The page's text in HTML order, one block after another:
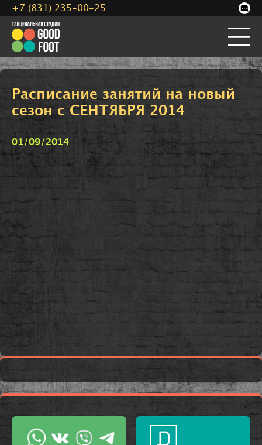
Расписание занятий на новый
сезон с СЕНТЯБРЯ 2014
01/09/2014
+7 (831) 235-00-25